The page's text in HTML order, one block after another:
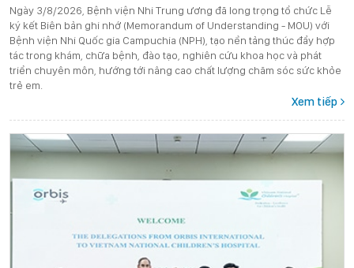
Ngày 3/8/2026, Bệnh viện Nhi Trung ương đã long trọng tổ chức Lễ
ký kết Biên bản ghi nhớ (Memorandum of Understanding - MOU) với
Bệnh viện Nhi Quốc gia Campuchia (NPH), tạo nền tảng thúc đẩy hợp
tác trong khám, chữa bệnh, đào tạo, nghiên cứu khoa học và phát
triển chuyên môn, hướng tới nâng cao chất lượng chăm sóc sức khỏe
trẻ em.
Xem tiếp